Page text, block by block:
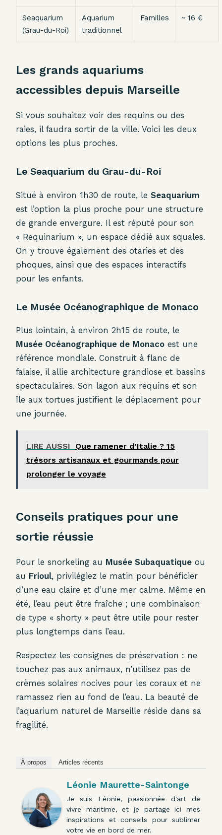
Seaquarium
(Grau-du-Roi)
Aquarium
traditionnel
Familles ~ 16 €
Les grands aquariums
accessibles depuis Marseille
Si vous souhaitez voir des requins ou des
raies, il faudra sortir de la ville. Voici les deux
options les plus proches.
Le Seaquarium du Grau-du-Roi
Situé à environ 1h30 de route, le Seaquarium
est l’option la plus proche pour une structure
de grande envergure. Il est réputé pour son
« Requinarium », un espace dédié aux squales.
On y trouve également des otaries et des
phoques, ainsi que des espaces interactifs
pour les enfants.
Le Musée Océanographique de Monaco
Plus lointain, à environ 2h15 de route, le
Musée Océanographique de Monaco est une
référence mondiale. Construit à flanc de
falaise, il allie architecture grandiose et bassins
spectaculaires. Son lagon aux requins et son
île aux tortues justifient le déplacement pour
une journée.
LIRE AUSSI
Que ramener d’Italie ? 15
trésors artisanaux et gourmands pour
prolonger le voyage
Conseils pratiques pour une
sortie réussie
Pour le snorkeling au Musée Subaquatique ou
au Frioul, privilégiez le matin pour bénéficier
d’une eau claire et d’une mer calme. Même en
été, l’eau peut être fraîche ; une combinaison
de type « shorty » peut être utile pour rester
plus longtemps dans l’eau.
Respectez les consignes de préservation : ne
touchez pas aux animaux, n’utilisez pas de
crèmes solaires nocives pour les coraux et ne
ramassez rien au fond de l’eau. La beauté de
l’aquarium naturel de Marseille réside dans sa
fragilité.
À propos Articles récents
Léonie Maurette-Saintonge
Je suis Léonie, passionnée d'art de
vivre maritime, et je partage ici mes
inspirations et conseils pour sublimer
votre vie en bord de mer.